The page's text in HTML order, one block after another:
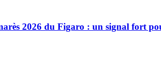
2026 du Figaro : un signal fort